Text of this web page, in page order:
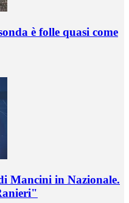
è folle quasi come
Mancini in Nazionale.